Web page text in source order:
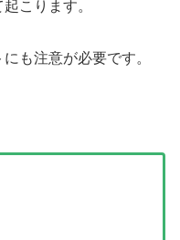
こります。
も注意が必要です。